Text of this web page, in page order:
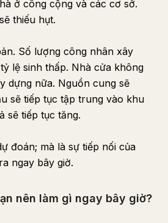
ở công cộng và các cơ sở.
thiếu hụt.
Số lượng công nhân xây
lệ sinh thấp. Nhà cửa không
dựng nữa. Nguồn cung sẽ
sẽ tiếp tục tập trung vào khu
sẽ tiếp tục tăng.
đoán; mà là sự tiếp nối của
ngay bây giờ.
nên làm gì ngay bây giờ?